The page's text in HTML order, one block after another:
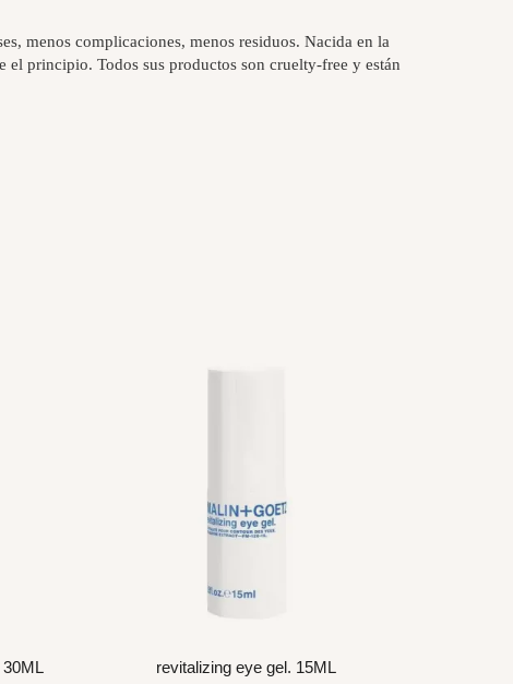
menos complicaciones, menos residuos. Nacida en la
principio. Todos sus productos son cruelty-free y están
30ML
revitalizing eye gel. 15ML